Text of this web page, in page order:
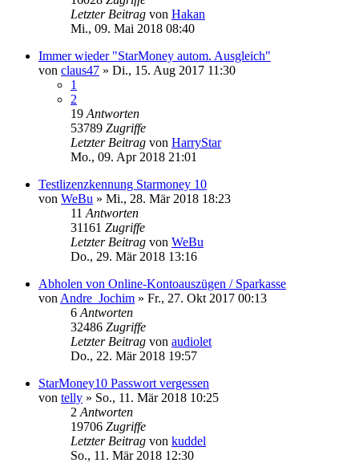
Letzter Beitrag von Hakan
Mi., 09. Mai 2018 08:40
Immer wieder "StarMoney autom. Ausgleich"
von claus47 » Di., 15. Aug 2017 11:30
1
2
19 Antworten
53789 Zugriffe
Letzter Beitrag von HarryStar
Mo., 09. Apr 2018 21:01
Testlizenzkennung Starmoney 10
von WeBu » Mi., 28. Mär 2018 18:23
11 Antworten
31161 Zugriffe
Letzter Beitrag von WeBu
Do., 29. Mär 2018 13:16
Abholen von Online-Kontoauszügen / Sparkasse
von Andre_Jochim » Fr., 27. Okt 2017 00:13
6 Antworten
32486 Zugriffe
Letzter Beitrag von audiolet
Do., 22. Mär 2018 19:57
StarMoney10 Passwort vergessen
von telly » So., 11. Mär 2018 10:25
2 Antworten
19706 Zugriffe
Letzter Beitrag von kuddel
So., 11. Mär 2018 12:30